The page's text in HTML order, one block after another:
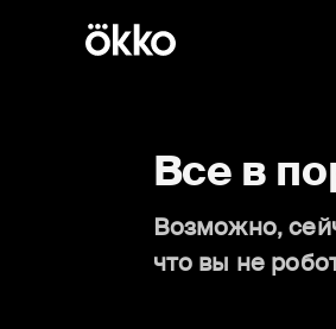
Все в
Возможно,
что вы не